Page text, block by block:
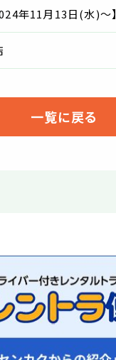
年11月13日(水)～】
一覧に戻る